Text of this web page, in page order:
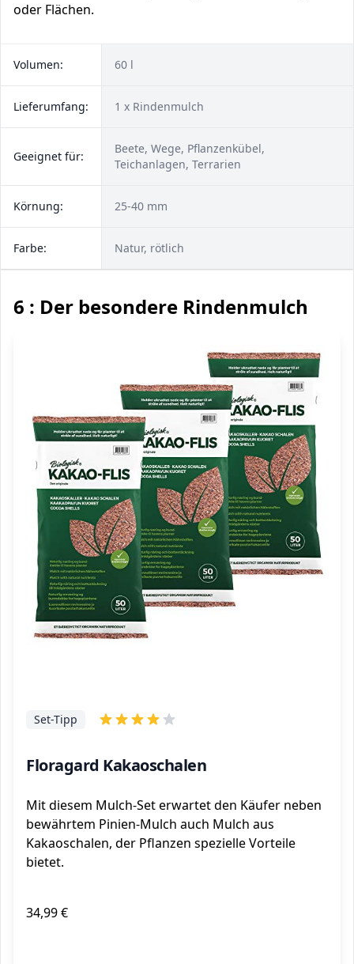
oder Flächen.
Volumen: 60 l
Lieferumfang: 1 x Rindenmulch
Geeignet für:
Beete, Wege, Pflanzenkübel,
Teichanlagen, Terrarien
Körnung: 25-40 mm
Farbe: Natur, rötlich
6 : Der besondere Rindenmulch
Floragard Kakaoschalen
Set-Tipp
Mit diesem Mulch-Set erwartet den Käufer neben
bewährtem Pinien-Mulch auch Mulch aus
Kakaoschalen, der Pflanzen spezielle Vorteile
bietet.
34,99 €